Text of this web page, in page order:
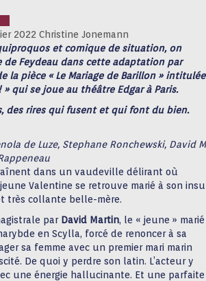
2022 Christine Jonemann
et comique de situation, on
Feydeau dans cette adaptation par
la pièce « Le Mariage de Barillon » intitulée
» qui se joue au théâtre Edgar à Paris.
des rires qui fusent et qui font du bien.
de Luze, Stephane Ronchewski, David
dans un vaudeville délirant où
Valentine se retrouve marié à son insu
très collante belle-mère.
par David Martin, le « jeune » marié
en Scylla, forcé de renoncer à sa
sa femme avec un premier mari marin
De quoi y perdre son latin. L’acteur y
une énergie hallucinante. Et une parfaite